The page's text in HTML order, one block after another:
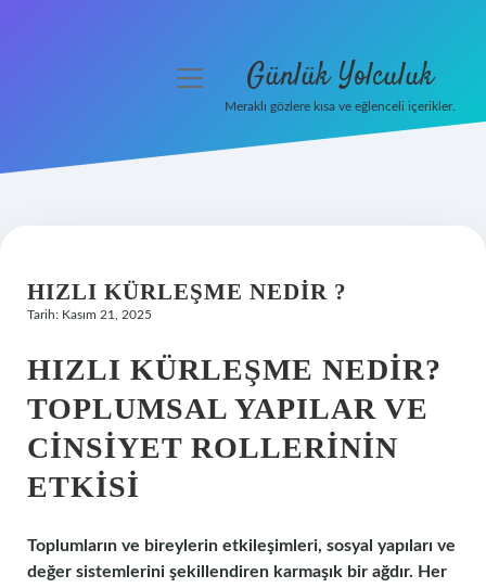
Hakkımızda
menüyü
Günlük Yolculuk
Meraklı gözlere kısa ve eğlenceli içerikler.
HIZLI KÜRLEŞME NEDIR ?
Tarih: Kasım 21, 2025
HIZLI KÜRLEŞME NEDIR?
TOPLUMSAL YAPILAR VE
CINSIYET ROLLERININ
ETKISI
Toplumların ve bireylerin etkileşimleri, sosyal yapıları ve
değer sistemlerini şekillendiren karmaşık bir ağdır. Her